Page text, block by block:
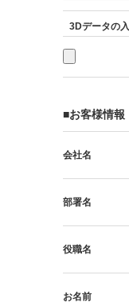
3Dデータの
■お客様情報
会社名
部署名
役職名
お名前